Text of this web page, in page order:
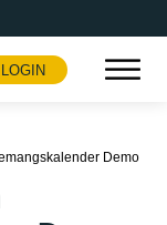
LOGIN
Demo